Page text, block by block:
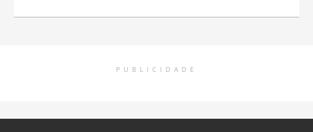
PUBLICIDADE